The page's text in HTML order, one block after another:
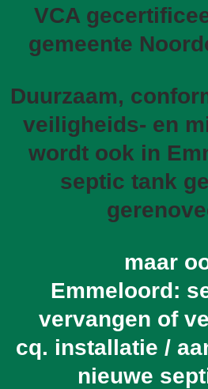
VCA
gemeente
Duurzaam,
veiligheids- en
wordt ook in
septic tank
maar
Emmeloord:
vervangen of
cq. installatie /
nieuwe